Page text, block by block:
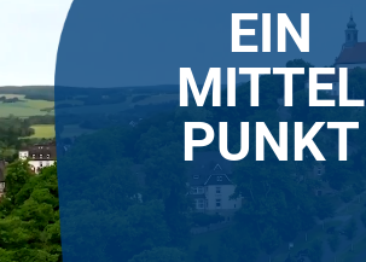
EIN
MITTEL
PUNKT